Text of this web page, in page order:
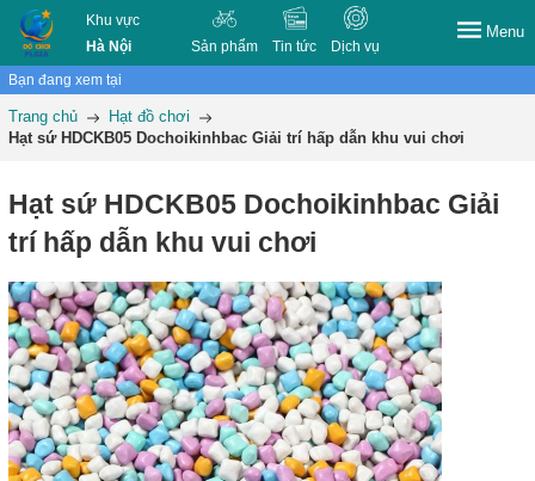
Khu vực
Hà Nội
Sản phẩm Tin tức Dịch vụ
Menu
Bạn đang xem tại
Trang chủ
Hạt đồ chơi
Hạt sứ HDCKB05 Dochoikinhbac Giải trí hấp dẫn khu vui chơi
Hạt sứ HDCKB05 Dochoikinhbac Giải
trí hấp dẫn khu vui chơi